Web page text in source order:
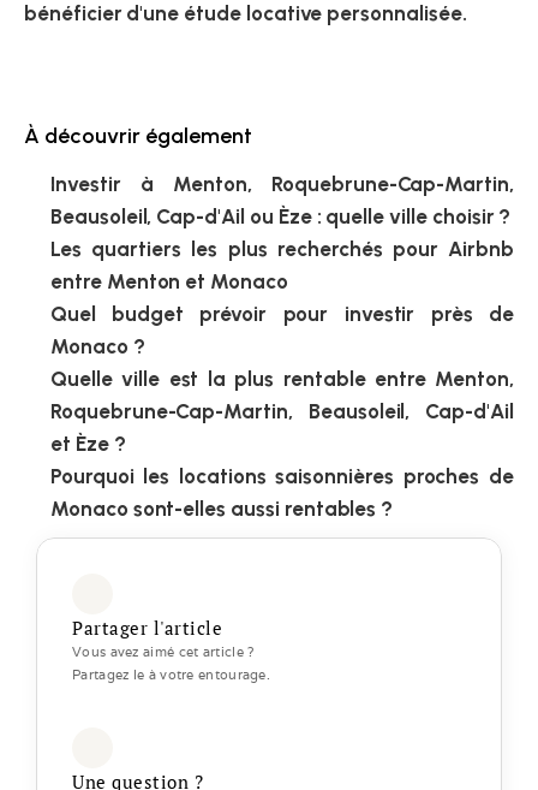
bénéficier d'une étude locative personnalisée.
À découvrir également
Investir à Menton, Roquebrune-Cap-Martin,
Beausoleil, Cap-d'Ail ou Èze : quelle ville choisir ?
Les quartiers les plus recherchés pour Airbnb
entre Menton et Monaco
Quel budget prévoir pour investir près de
Monaco ?
Quelle ville est la plus rentable entre Menton,
Roquebrune-Cap-Martin, Beausoleil, Cap-d'Ail
et Èze ?
Pourquoi les locations saisonnières proches de
Monaco sont-elles aussi rentables ?
Partager l'article
Vous avez aimé cet article ?
Partagez le à votre entourage.
Une question ?